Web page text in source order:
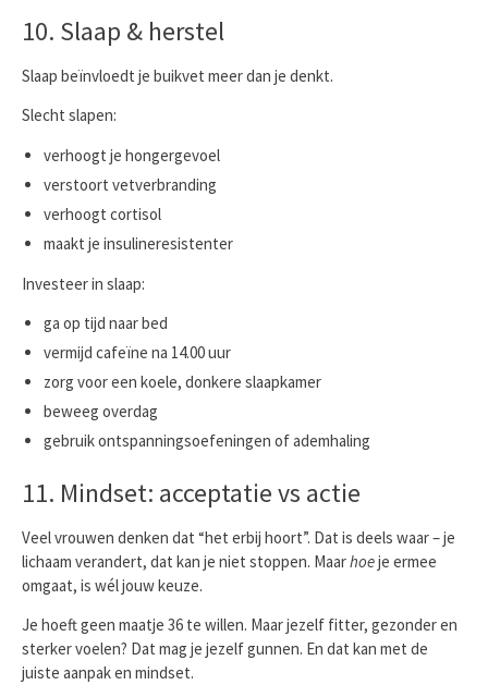
10. Slaap & herstel
Slaap beïnvloedt je buikvet meer dan je denkt.
Slecht slapen:
verhoogt je hongergevoel
verstoort vetverbranding
verhoogt cortisol
maakt je insulineresistenter
Investeer in slaap:
ga op tijd naar bed
vermijd cafeïne na 14.00 uur
zorg voor een koele, donkere slaapkamer
beweeg overdag
gebruik ontspanningsoefeningen of ademhaling
11. Mindset: acceptatie vs actie
Veel vrouwen denken dat “het erbij hoort”. Dat is deels waar – je
lichaam verandert, dat kan je niet stoppen. Maarhoeje ermee
omgaat, is wél jouw keuze.
Je hoeft geen maatje 36 te willen. Maar jezelf fitter, gezonder en
sterker voelen? Dat mag je jezelf gunnen. En dat kan met de
juiste aanpak en mindset.